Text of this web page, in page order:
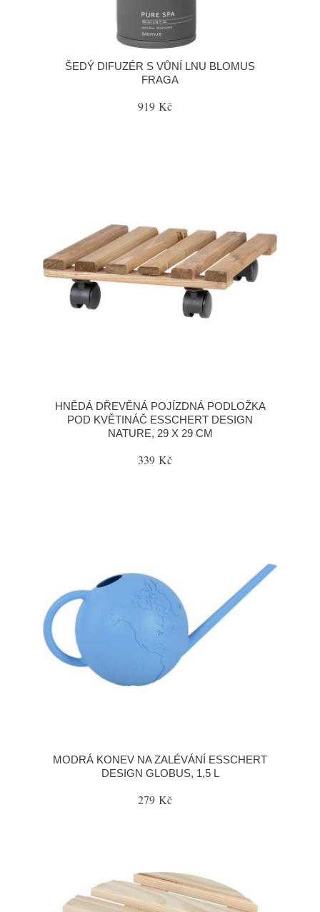
ŠEDÝ DIFUZÉR S VŮNÍ LNU BLOMUS
FRAGA
919 Kč
HNĚDÁ DŘEVĚNÁ POJÍZDNÁ PODLOŽKA
POD KVĚTINÁČ ESSCHERT DESIGN
NATURE, 29 X 29 CM
339 Kč
MODRÁ KONEV NA ZALÉVÁNÍ ESSCHERT
DESIGN GLOBUS, 1,5 L
279 Kč